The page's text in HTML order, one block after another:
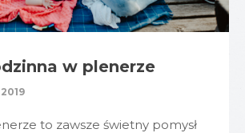
w plenerze
to zawsze świetny pomysł